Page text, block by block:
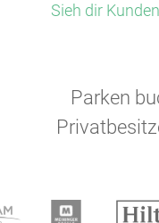
Sieh dir
Parken